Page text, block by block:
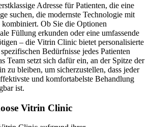
Adresse für Patienten, die eine
suchen, die modernste Technologie mit
Ob Sie die Optionen
Füllung erkunden oder eine umfassende
– die Vitrin Clinic bietet personalisierte
Bedürfnisse jedes Patienten
Team setzt sich dafür ein, an der Spitze der
zu bleiben, um sicherzustellen, dass jeder
und komfortabelste Behandlung
ist.
Vitrin Clinic